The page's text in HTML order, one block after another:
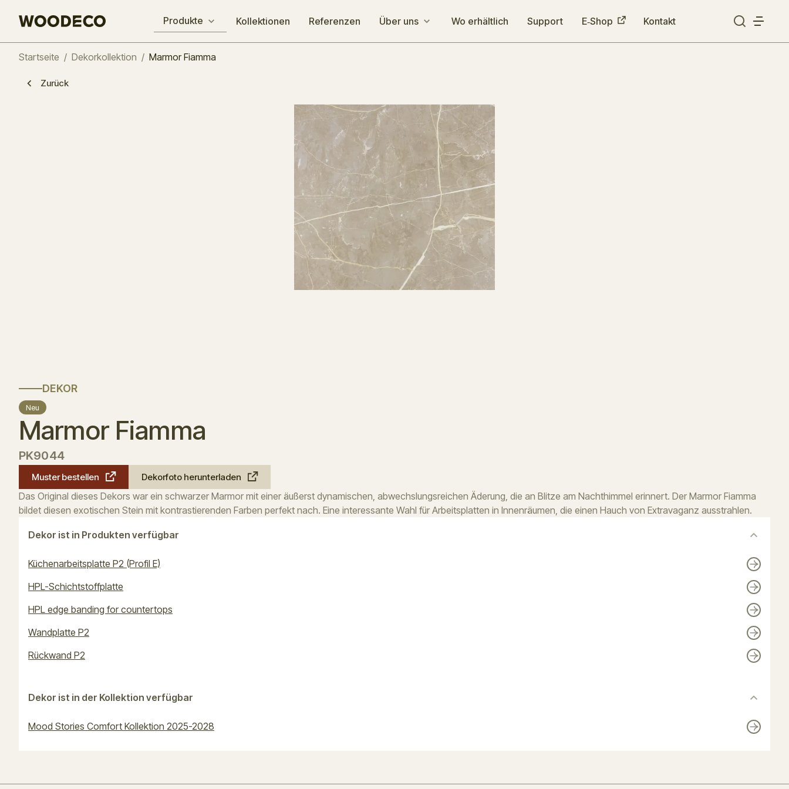
Produkte Kollektionen Referenzen Über uns Wo erhältlich Support E‑Shop Kontakt
Startseite / Dekorkollektion / Marmor Fiamma
Zurück
DEKOR
Neu
Marmor Fiamma
PK9044
Muster bestellen Dekorfoto herunterladen
Das Original dieses Dekors war ein schwarzer Marmor mit einer äußerst dynamischen, abwechslungsreichen Äderung, die an Blitze am Nachthimmel erinnert. Der Marmor Fiamma
bildet diesen exotischen Stein mit kontrastierenden Farben perfekt nach. Eine interessante Wahl für Arbeitsplatten in Innenräumen, die einen Hauch von Extravaganz ausstrahlen.
Dekor ist in Produkten verfügbar
Küchenarbeitsplatte P2 (Profil E)
HPL-Schichtstoffplatte
HPL edge banding for countertops
Wandplatte P2
Rückwand P2
Dekor ist in der Kollektion verfügbar
Mood Stories Comfort Kollektion 2025-2028